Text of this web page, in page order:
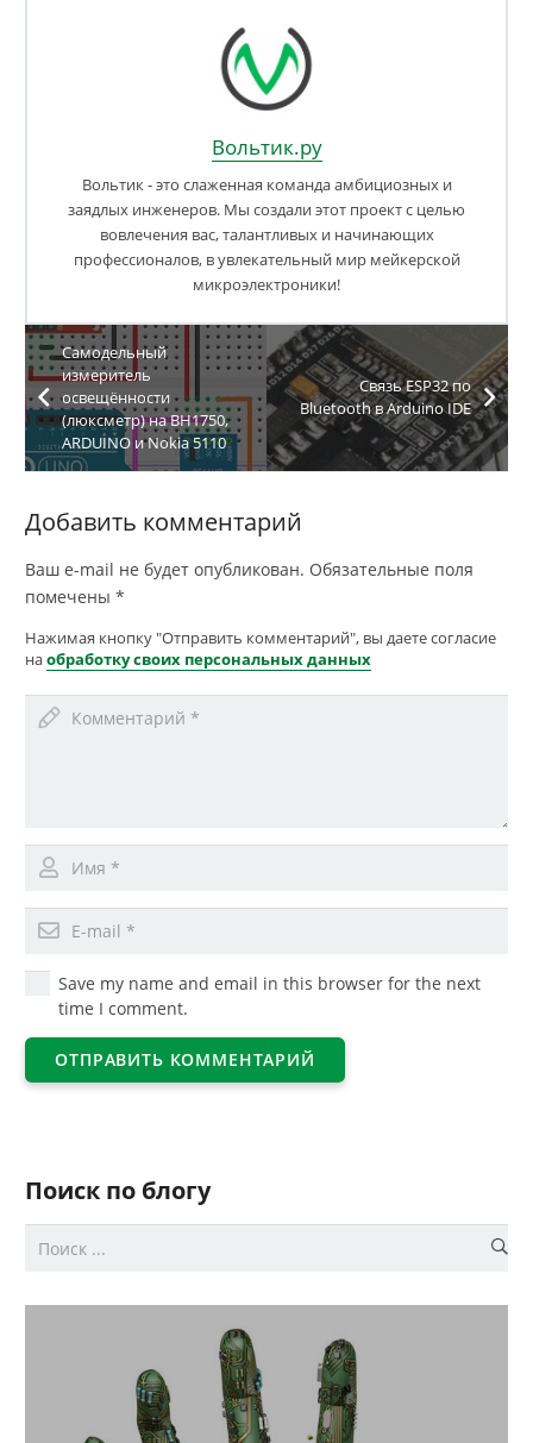
Вольтик.ру
Вольтик - это слаженная команда амбициозных и
заядлых инженеров. Мы создали этот проект с целью
вовлечения вас, талантливых и начинающих
профессионалов, в увлекательный мир мейкерской
микроэлектроники!
Самодельный
измеритель
освещённости
(люксметр) на BH1750,
ARDUINO и Nokia 5110
Связь ESP32 по
Bluetooth в Arduino IDE
Добавить комментарий
Ваш e-mail не будет опубликован. Обязательные поля
помечены *
Нажимая кнопку "Отправить комментарий", вы даете согласие
наобработку своих персональных данных
Save my name and email in this browser for the next
time I comment.
ОТПРАВИТЬ КОММЕНТАРИЙ
Поиск по блогу